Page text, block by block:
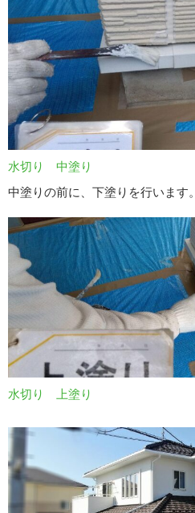
水切り 中塗り
中塗りの前に、下塗りを行います。
水切り 上塗り